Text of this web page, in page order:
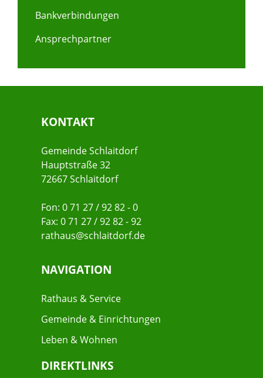
Bankverbindungen
Ansprechpartner
KONTAKT
Gemeinde Schlaitdorf
Hauptstraße 32
72667 Schlaitdorf
Fon: 0 71 27 / 92 82 - 0
Fax: 0 71 27 / 92 82 - 92
rathaus@schlaitdorf.de
NAVIGATION
Rathaus & Service
Gemeinde & Einrichtungen
Leben & Wohnen
DIREKTLINKS